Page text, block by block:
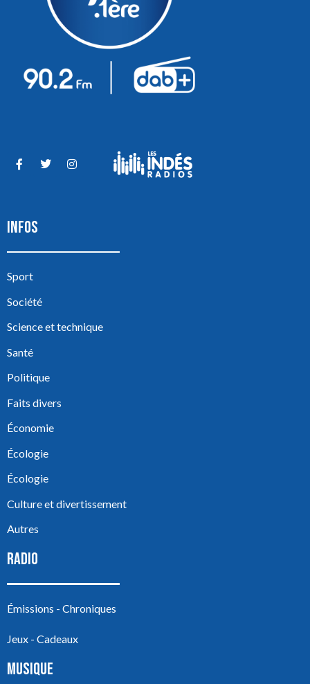
INFOS
Sport
Société
Science et technique
Santé
Politique
Faits divers
Économie
Écologie
Écologie
Culture et divertissement
Autres
RADIO
Émissions - Chroniques
Jeux - Cadeaux
MUSIQUE